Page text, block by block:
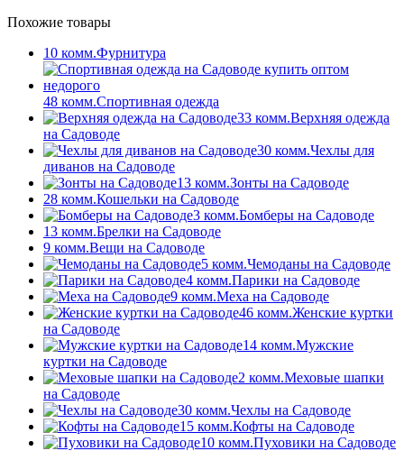
Похожие товары
10 комм.Фурнитура
48 комм.Спортивная одежда
33 комм.Верхняя одежда
на Садоводе
30 комм.Чехлы для
диванов на Садоводе
13 комм.Зонты на Садоводе
28 комм.Кошельки на Садоводе
3 комм.Бомберы на Садоводе
13 комм.Брелки на Садоводе
9 комм.Вещи на Садоводе
5 комм.Чемоданы на Садоводе
4 комм.Парики на Садоводе
9 комм.Меха на Садоводе
46 комм.Женские куртки
на Садоводе
14 комм.Мужские
куртки на Садоводе
2 комм.Меховые шапки
на Садоводе
30 комм.Чехлы на Садоводе
15 комм.Кофты на Садоводе
10 комм.Пуховики на Садоводе